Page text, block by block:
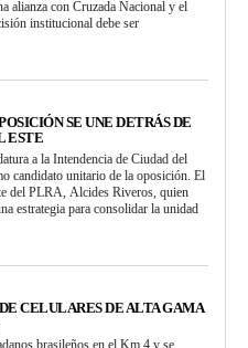
alianza con Cruzada Nacional y el
institucional debe ser
SE UNE DETRÁS DE
ESTE
a la Intendencia de Ciudad del
candidato unitario de la oposición. El
del PLRA, Alcides Riveros, quien
estrategia para consolidar la unidad
CELULARES DE ALTA GAMA
brasileños en el Km 4 y se